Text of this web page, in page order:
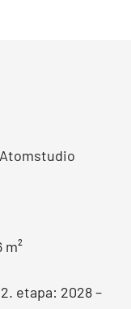
m²
etapa: 2028 –